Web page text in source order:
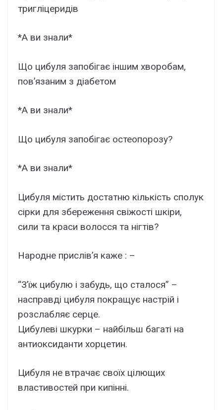
тригліцеридів
*А ви знали*
Що цибуля запобігає іншим хворобам,
пов’язаним з діабетом
*А ви знали*
Що цибуля запобігає остеопорозу?
*А ви знали*
Цибуля містить достатню кількість сполук
сірки для збереження свіжості шкіри,
сили та краси волосся та нігтів?
Народне прислів’я каже : –
“З’їж цибулю і забудь, що сталося” –
насправді цибуля покращує настрій і
розслабляє серце.
Цибулеві шкурки – найбільш багаті на
антиоксиданти хорцетин.
Цибуля не втрачає своїх цілющих
властивостей при кипінні.